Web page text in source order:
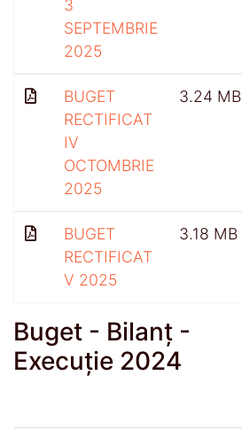
3
SEPTEMBRIE
2025
BUGET
RECTIFICAT
IV
OCTOMBRIE
2025
3.24 MB
BUGET
RECTIFICAT
V 2025
3.18 MB
Buget - Bilanț -
Execuție 2024